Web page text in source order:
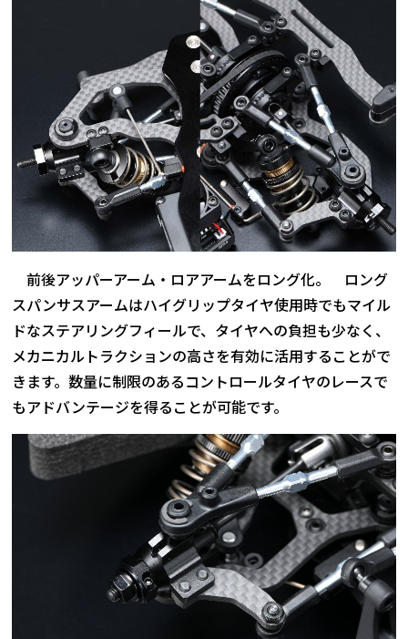
前後アッパーアーム・ロアアームをロング化。 ロング
スパンサスアームはハイグリップタイヤ使用時でもマイル
ドなステアリングフィールで、タイヤへの負担も少なく、
メカニカルトラクションの高さを有効に活用することがで
きます。数量に制限のあるコントロールタイヤのレースで
もアドバンテージを得ることが可能です。